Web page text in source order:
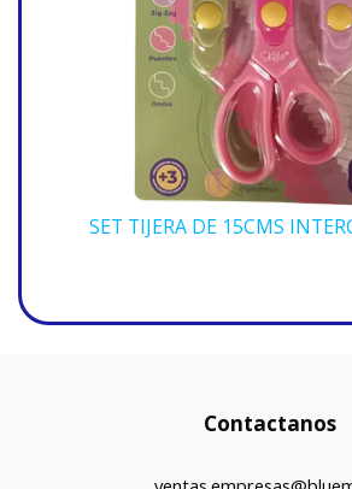
SET TIJERA DE 15CMS
Contactanos